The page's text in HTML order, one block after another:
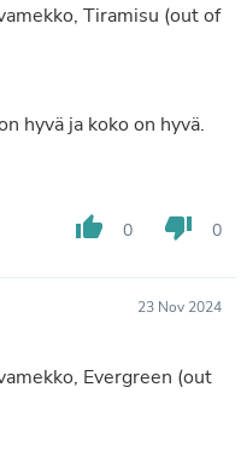
Tiramisu
hyvä ja koko on hyvä.
thumb_up 0 thumb_down 0
23 Nov 2024
Evergreen